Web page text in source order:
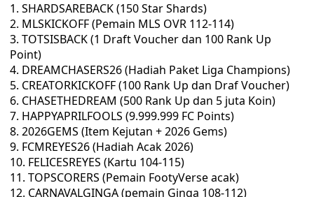
SHARDSAREBACK (150 Star Shards)
MLSKICKOFF (Pemain MLS OVR 112-114)
TOTSISBACK (1 Draft Voucher dan 100 Rank Up
Point)
DREAMCHASERS26 (Hadiah Paket Liga Champions)
CREATORKICKOFF (100 Rank Up dan Draf Voucher)
CHASETHEDREAM (500 Rank Up dan 5 juta Koin)
HAPPYAPRILFOOLS (9.999.999 FC Points)
2026GEMS (Item Kejutan + 2026 Gems)
FCMREYES26 (Hadiah Acak 2026)
FELICESREYES (Kartu 104-115)
TOPSCORERS (Pemain FootyVerse acak)
CARNAVALGINGA (pemain Ginga 108-112)